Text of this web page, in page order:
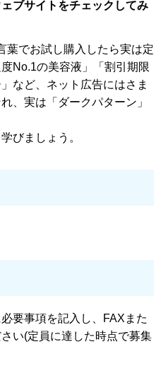
ブサイトをチェックしてみ
葉でお試し購入したら実は定
No.1の美容液」「割引期限
など、ネット広告にはさま
、実は「ダークパターン」
びましょう。
要事項を記入し、FAXまた
い(定員に達した時点で募集